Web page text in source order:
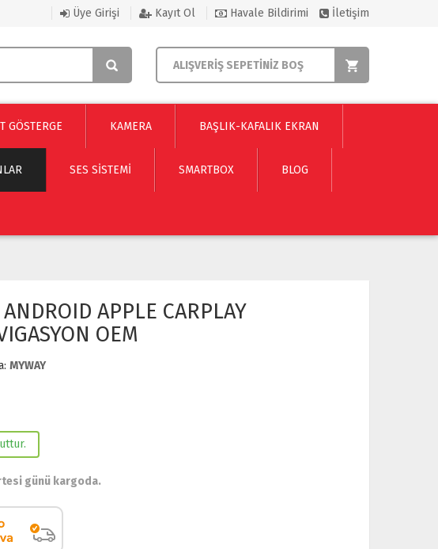
Üye Girişi Kayıt Ol Havale Bildirimi İletişim
ALIŞVERİŞ SEPETİNİZ BOŞ
GÖSTERGE KAMERA BAŞLIK-KAFALIK EKRAN
SES SISTEMI SMARTBOX BLOG
APPLE CARPLAY
OEM
MYWAY
günü kargoda.